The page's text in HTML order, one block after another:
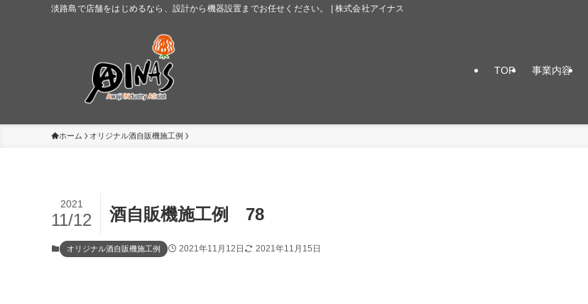
淡路島で店舗をはじめるなら、設計から機器設置までお任せください。 | 株式会社アイナス
TOP 事業内容
ホーム オリジナル酒自販機施工例
酒自販機施工例 78
2021
11/12
オリジナル酒自販機施工例 2021年11月12日 2021年11月15日